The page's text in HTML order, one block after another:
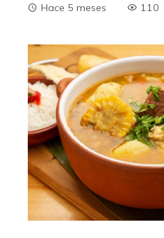
Hace 5 meses
110